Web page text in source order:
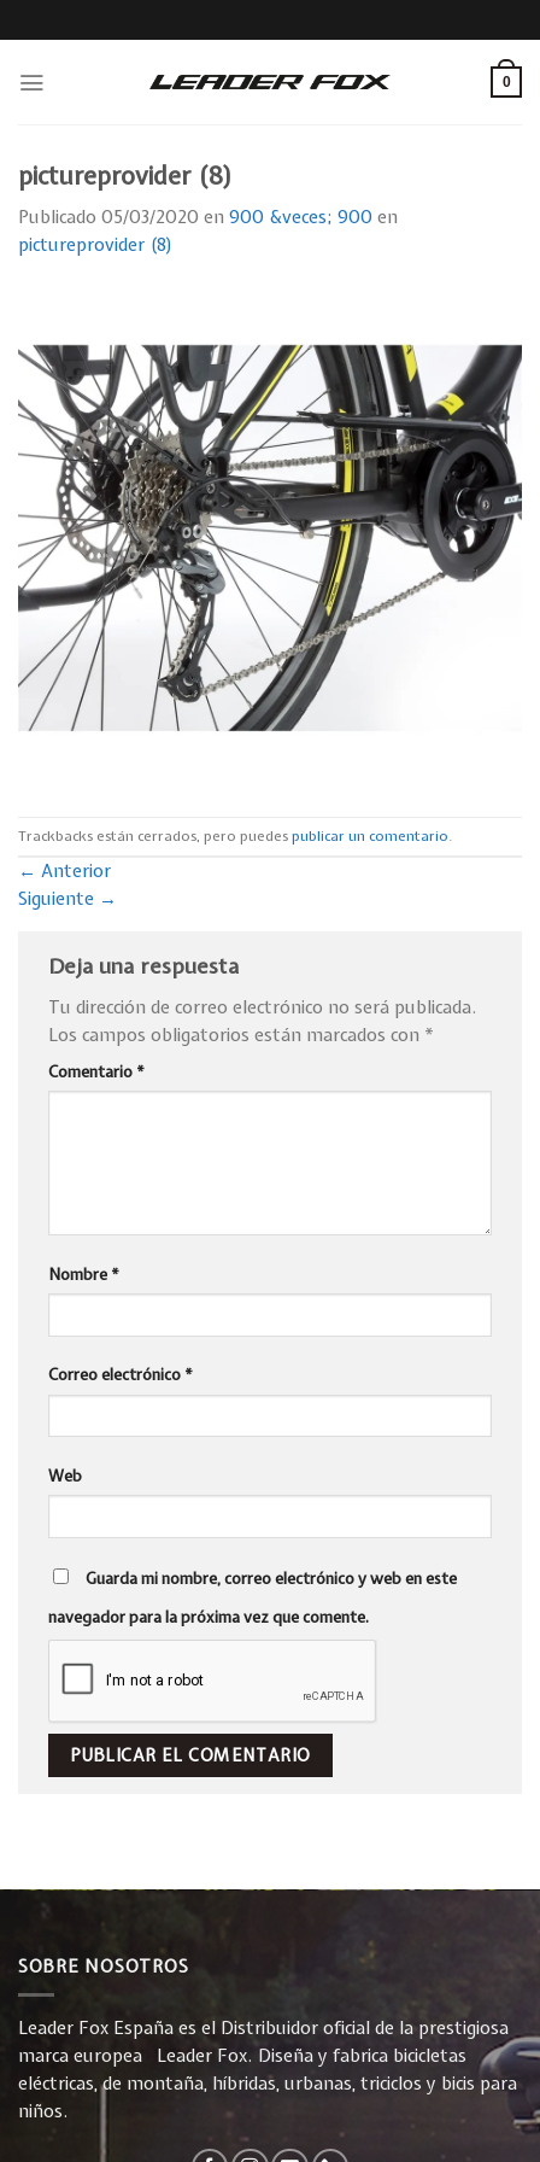
to
0
pictureprovider (8)
Publicado 05/03/2020 en 900 &veces; 900 en
pictureprovider (8)
Trackbacks están cerrados, pero puedespublicar un comentario.
← Anterior
Siguiente →
Deja una respuesta
Tu dirección de correo electrónico no será publicada.
Los campos obligatorios están marcados con *
Comentario *
Nombre *
Correo electrónico *
Web
Guarda mi nombre, correo electrónico y web en este
navegador para la próxima vez que comente.
SOBRE NOSOTROS
Leader Fox España es el Distribuidor oficial de la prestigiosa
marca europea Leader Fox. Diseña y fabrica bicicletas
eléctricas, de montaña, híbridas, urbanas, triciclos y bicis para
niños.